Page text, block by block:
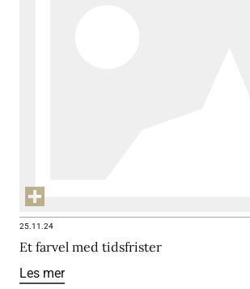
25.11.24
Et farvel med tidsfrister
Les mer